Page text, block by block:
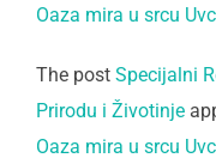
Oaza mira u srcu
The post Specijalni
Prirodu i Životinje
Oaza mira u srcu